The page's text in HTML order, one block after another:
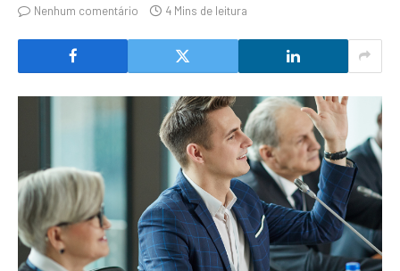
Nenhum comentário 4 Mins de leitura